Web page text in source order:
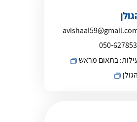
050-
בתאום מראש
הגולן